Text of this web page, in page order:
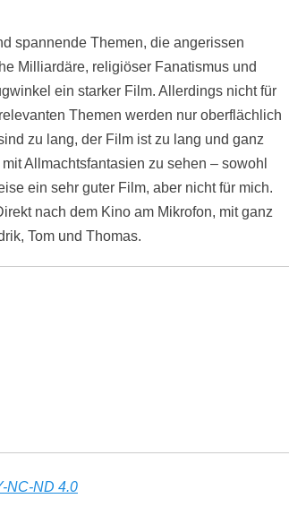
spannende Themen, die angerissen
Milliardäre, religiöser Fanatismus und
ein starker Film. Allerdings nicht für
Themen werden nur oberflächlich
zu lang, der Film ist zu lang und ganz
Allmachtsfantasien zu sehen – sowohl
ein sehr guter Film, aber nicht für mich.
nach dem Kino am Mikrofon, mit ganz
Tom und Thomas.
NC-ND 4.0